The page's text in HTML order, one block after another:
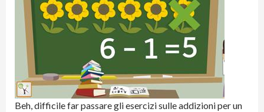
Beh, difficile far passare gli esercizi sulle addizioni per un